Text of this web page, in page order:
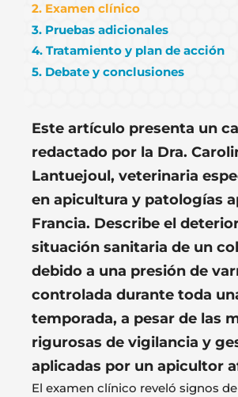
2. Examen clínico
3. Pruebas adicionales
4. Tratamiento y plan de acción
5. Debate y conclusiones
Este artículo presenta un
redactado por la Dra.
Lantuejoul, veterinaria
en apicultura y patologías
Francia. Describe el
situación sanitaria de un
debido a una presión de
controlada durante toda
temporada, a pesar de las
rigurosas de vigilancia y
aplicadas por un apicultor
El examen clínico reveló signos